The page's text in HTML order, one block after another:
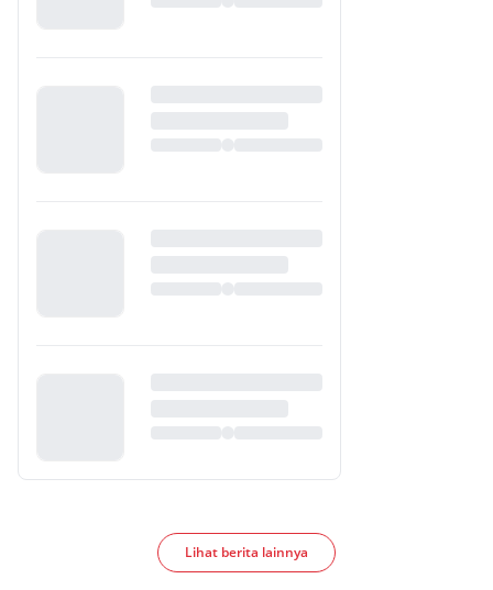
Lihat berita lainnya